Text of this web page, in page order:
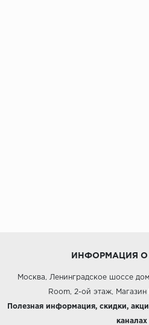
ИНФОРМАЦИЯ О
Москва, Ленинградское шоссе
Room, 2-ой этаж,
Полезная информация, скидки,
каналах